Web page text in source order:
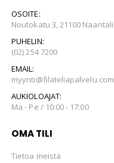
OSOITE:
Noutokatu 3, 21100 Naantali
PUHELIN:
(02) 254 7200
EMAIL:
myynti@filateliapalvelu.com
AUKIOLOAJAT:
Ma - Pe / 10:00 - 17:00
OMA TILI
Tietoa meistä